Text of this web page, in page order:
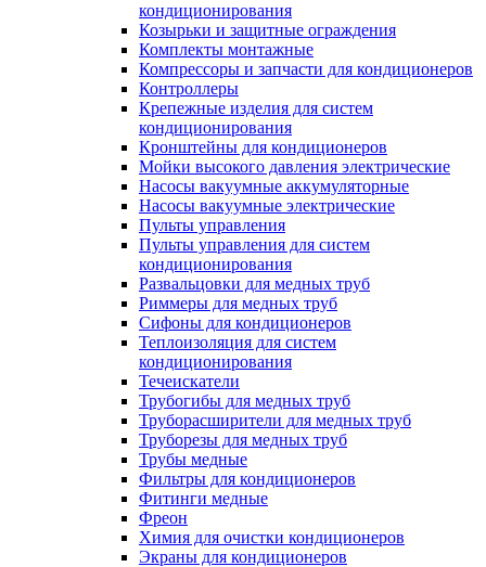
кондиционирования
Козырьки и защитные ограждения
Комплекты монтажные
Компрессоры и запчасти для кондиционеров
Контроллеры
Крепежные изделия для систем
кондиционирования
Кронштейны для кондиционеров
Мойки высокого давления электрические
Насосы вакуумные аккумуляторные
Насосы вакуумные электрические
Пульты управления
Пульты управления для систем
кондиционирования
Развальцовки для медных труб
Риммеры для медных труб
Сифоны для кондиционеров
Теплоизоляция для систем
кондиционирования
Течеискатели
Трубогибы для медных труб
Труборасширители для медных труб
Труборезы для медных труб
Трубы медные
Фильтры для кондиционеров
Фитинги медные
Фреон
Химия для очистки кондиционеров
Экраны для кондиционеров